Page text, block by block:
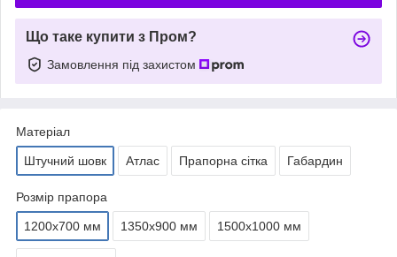
Що таке купити з Пром?
Замовлення під захистом
Матеріал
Штучний шовк Атлас Прапорна сітка Габардин
Розмір прапора
1200х700 мм 1350х900 мм 1500х1000 мм